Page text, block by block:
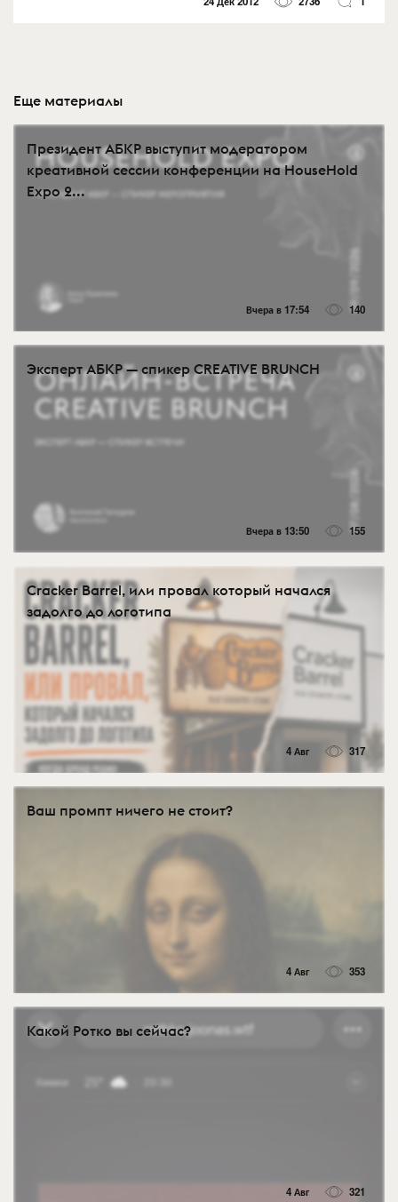
Еще материалы
Президент АБКР выступит модератором
креативной сессии конференции на HouseHold
Expo 2...
Вчера в 17:54 140
Эксперт АБКР — спикер CREATIVE BRUNCH
Вчера в 13:50 155
Cracker Barrel, или провал который начался
задолго до логотипа
4 Авг 317
Ваш промпт ничего не стоит?
4 Авг 353
Какой Ротко вы сейчас?
4 Авг 321